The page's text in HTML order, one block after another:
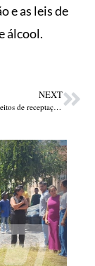
e as leis de
álcool.
NEXT
PM-PI prende suspeitos de receptação de veículos e recupera duas motocicletas em União